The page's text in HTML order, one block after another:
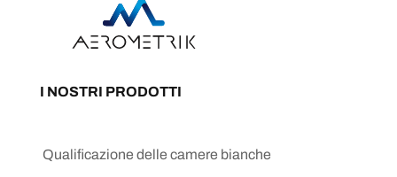
I NOSTRI PRODOTTI
Qualificazione delle camere bianche